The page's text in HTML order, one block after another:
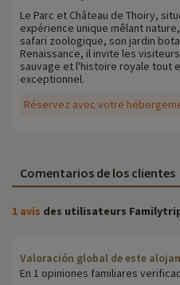
Réservez avec votre
Le Parc et Château de Thoiry,
expérience unique mêlant
safari zoologique, son jardin
Renaissance, il invite les
sauvage et l'histoire royale tout
exceptionnel.
Comentarios de los clientes
1 avis des utilisateurs
Valoración global de este
En 1 opiniones familiares